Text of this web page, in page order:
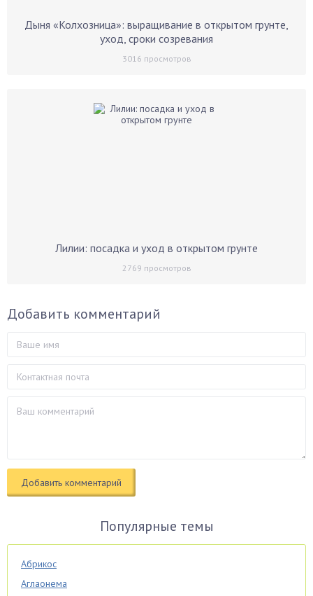
Дыня «Колхозница»: выращивание в открытом грунте,
уход, сроки созревания
3016 просмотров
Лилии: посадка и уход в открытом грунте
2769 просмотров
Добавить комментарий
Популярные темы
Абрикос
Аглаонема